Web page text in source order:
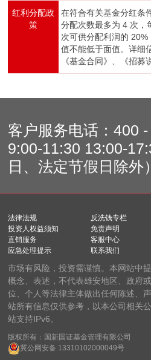
红利分配政
策
在符合有关基金分红条
分配次数最多为 4 次，
次可供分配利润的
值不能低于面值。详细
《基金合同》、《招募
客户服务电话：400
9:00-11:30 13:00-
日、法定节假日除外）
法律法规 反洗钱专栏
投资人权益须知
免责声明
直销服务
客服中心
应急处理提示
联系我们
市场有风险，投资需谨慎。本网站中
概念、表述，不代表雄安地区、政府
位、个人等法律主体做出任何陈述、
站所有信息仅供参考，以本公司相关
站支持IPv6。
版权所有：国新国证基金管理有限公
冀公网安备 13310102000049号